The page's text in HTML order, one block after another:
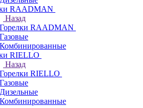
RAADMAN
Назад
Горелки RAADMAN
Газовые
Комбинированные
RIELLO
Назад
Горелки RIELLO
Газовые
Дизельные
Комбинированные